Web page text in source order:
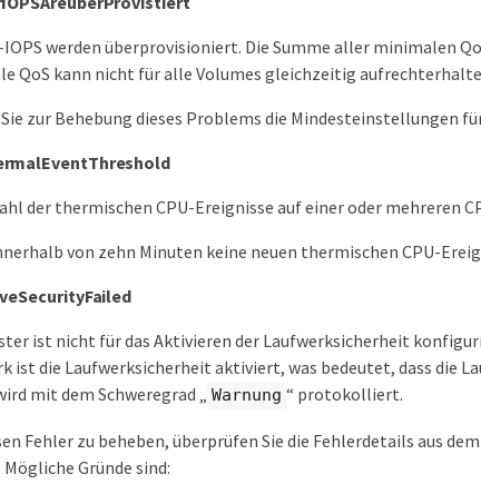
werden überprovisioniert. Die Summe aller minimalen
QoS kann nicht für alle Volumes gleichzeitig
zur Behebung dieses Problems die Mindesteinstellungen
der thermischen CPU-Ereignisse auf einer oder mehreren
von zehn Minuten keine neuen thermischen CPU-
ist nicht für das Aktivieren der Laufwerksicherheit
ist die Laufwerksicherheit aktiviert, was bedeutet, dass die
mit dem Schweregrad „ Warnung “ protokolliert.
Fehler zu beheben, überprüfen Sie die Fehlerdetails aus
Gründe sind: